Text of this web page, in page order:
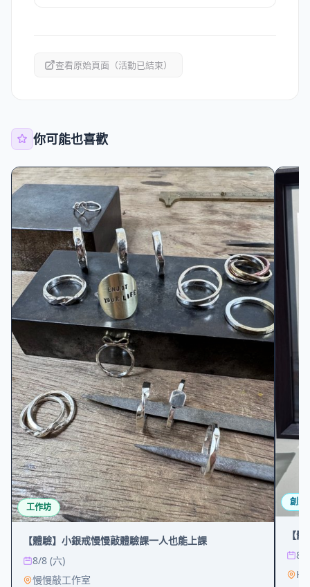
查看原始頁面（活動已結束）
你可能也喜歡
工作坊
【體驗】小銀戒慢慢敲體驗課一人也能上課
8/8 (六)
慢慢敲工作室
創意
【
8/